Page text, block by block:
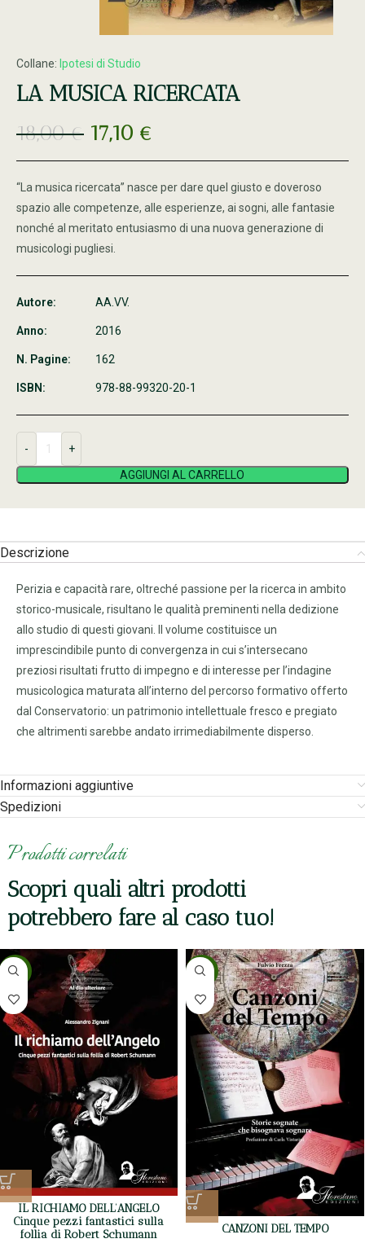
Collane: Ipotesi di Studio
LA MUSICA RICERCATA
18,00€ 17,10 €
“La musica ricercata” nasce per dare quel giusto e doveroso
spazio alle competenze, alle esperienze, ai sogni, alle fantasie
nonché al meritato entusiasmo di una nuova generazione di
musicologi pugliesi.
Autore:
Anno:
N. Pagine:
ISBN:
AA.VV.
2016
162
978-88-99320-20-1
AGGIUNGI AL CARRELLO
Descrizione
Perizia e capacità rare, oltreché passione per la ricerca in ambito
storico-musicale, risultano le qualità preminenti nella dedizione
allo studio di questi giovani. Il volume costituisce un
imprescindibile punto di convergenza in cui s’intersecano
preziosi risultati frutto di impegno e di interesse per l’indagine
musicologica maturata all’interno del percorso formativo offerto
dal Conservatorio: un patrimonio intellettuale fresco e pregiato
che altrimenti sarebbe andato irrimediabilmente disperso.
Informazioni aggiuntive
Spedizioni
Prodotti correlati
Scopri quali altri prodotti
potrebbero fare al caso tuo!
-5%
IL RICHIAMO DELL’ANGELO
Cinque pezzi fantastici sulla
follia di Robert Schumann
-5%
CANZONI DEL TEMPO